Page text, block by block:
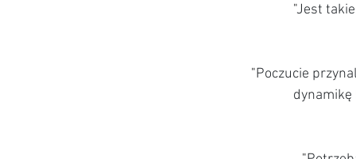
"Jest
"Poczucie
dynamikę